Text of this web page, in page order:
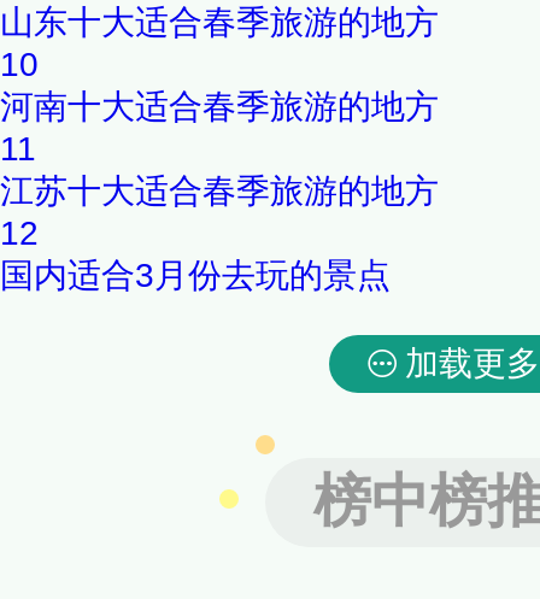
山东十大适合春季旅游的地方
10
河南十大适合春季旅游的地方
11
江苏十大适合春季旅游的地方
12
国内适合3月份去玩的景点
加载更多
榜中榜